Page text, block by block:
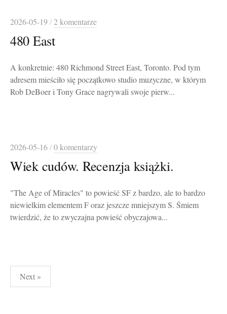
2026-05-19/2 komentarze
480 East
A konkretnie: 480 Richmond Street East, Toronto. Pod tym
adresem mieściło się początkowo studio muzyczne, w którym
Rob DeBoer i Tony Grace nagrywali swoje pierw...
2026-05-16/0 komentarzy
Wiek cudów. Recenzja książki.
"The Age of Miracles" to powieść SF z bardzo, ale to bardzo
niewielkim elementem F oraz jeszcze mniejszym S. Śmiem
twierdzić, że to zwyczajna powieść obyczajowa...
Stronicowanie
wpisów
Next »